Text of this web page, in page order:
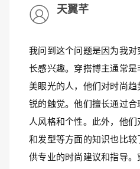
天翼芊
我问到这个问题是因为我
长感兴趣。穿搭博主通常
美眼光的人，他们对时尚
锐的触觉。他们擅长通过
人风格和个性。此外，他
和发型等方面的知识也比
供专业的时尚建议和指导